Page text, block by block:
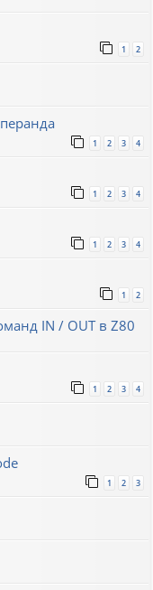
1 2
1 2 3 4
1 2 3 4
1 2 3 4
1 2
IN / OUT в Z80
1 2 3 4
1 2 3